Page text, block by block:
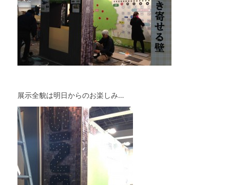
展示全貌は明日からのお楽しみ…